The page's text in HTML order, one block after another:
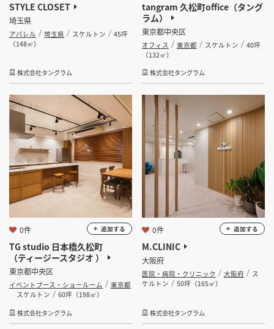
STYLE CLOSET
埼玉県
アパレル 埼玉県 スケルトン
45坪
（148㎡）
株式会社タングラム
tangram 久松町office（タング
ラム）
東京都中央区
オフィス 東京都 スケルトン
40坪
（132㎡）
株式会社タングラム
TG studio 日本橋久松町
（ティージースタジオ ）
東京都中央区
イベントブース・ショールーム
東京都
スケルトン
60坪（198㎡）
株式会社タングラム
0件 追加する
M.CLINIC
大阪府
医院・病院・クリニック 大阪府
ス
ケルトン
50坪（165㎡）
株式会社タングラム
0件 追加する